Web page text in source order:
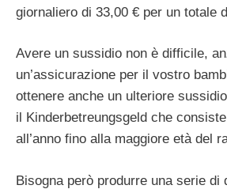
giornaliero di 33,00 € per un totale
Avere un sussidio non è difficile,
un’assicurazione per il vostro
ottenere anche un ulteriore
il Kinderbetreungsgeld che
all’anno fino alla maggiore età del
Bisogna però produrre una serie di